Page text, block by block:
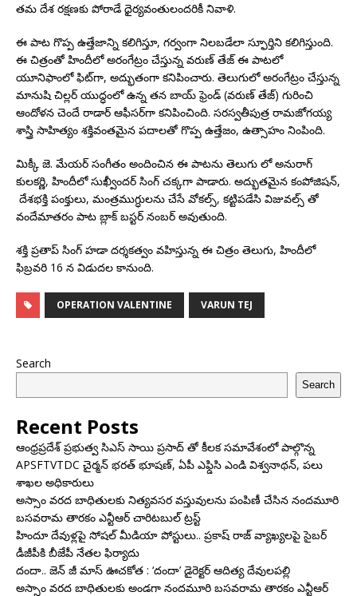
తమ దేశ రక్షణకు పోరాడే ధైర్యవంతులందరికీ నివాళి.
ఈ పాట గొప్ప ఉత్తేజాన్ని కలిగిస్తూ, గర్వంగా నిలబడేలా స్ఫూర్తిని కలిగిస్తుంది.
ఈ చిత్రంతో హిందీలో అరంగేట్రం చేస్తున్న వరుణ్ తేజ్ ఈ పాటలో
యూనిఫాంలో ఫిట్‌గా, అద్భుతంగా కనిపించారు. తెలుగులో అరంగేట్రం చేస్తున్న
మానుషి చిల్లర్ యుద్ధంలో ఉన్న తన బాయ్ ఫ్రెండ్ (వరుణ్ తేజ్) గురించి
ఆందోళన చెందే రాడార్ ఆఫీసర్‌గా కనిపించింది. సరస్వతీపుత్ర రామజోగయ్య
శాస్త్రి సాహిత్యం శక్తివంతమైన పదాలతో గొప్ప ఉత్తేజం, ఉత్సాహం నింపింది.
మిక్కీ జె. మేయర్ సంగీతం అందించిన ఈ పాటను తెలుగు లో అనురాగ్
కులకర్ణి, హిందీలో సుఖ్వీందర్ సింగ్ చక్కగా పాడారు. అద్భుతమైన కంపోజిషన్,
దేశభక్తి పంక్తులు, మంత్రముగ్ధులను చేసే వోకల్స్, కట్టిపడేసి విజువల్స్ తో
వందేమాతరం పాట బ్లాక్ బస్టర్ నంబర్ అవుతుంది.
శక్తి ప్రతాప్ సింగ్ హడా దర్శకత్వం వహిస్తున్న ఈ చిత్రం తెలుగు, హిందీలో
ఫిబ్రవరి 16 న విడుదల కానుంది.
OPERATION VALENTINE VARUN TEJ
Search
Search
Recent Posts
ఆంధ్రప్రదేశ్ ప్రభుత్వ సిఎస్ సాయి ప్రసాద్ తో కీలక సమావేశంలో పాల్గొన్న
APSFTVTDC చైర్మన్ భరత్ భూషణ్, ఏపీ ఎఫ్డిసి ఎండి విశ్వనాథన్, పలు
శాఖల అధికారులు
అస్సాం వరద బాధితులకు నిత్యవసర వస్తువులను పంపిణీ చేసిన నందమూరి
బసవరామ తారకం ఎన్టీఆర్ చారిటబుల్ ట్రస్ట్
హిందూ దేవుళ్లపై సోషల్ మీడియా పోస్టులు.. ప్రకాష్ రాజ్ వ్యాఖ్యలపై సైబర్
డీజీపీకి బీజేపీ నేతల ఫిర్యాదు
దందా.. జెన్ జీ మాస్ ఊచకోత : ‘దందా’ డైరెక్ట‌ర్ ఆదిత్య దేవులపల్లి
అస్సాం వరద బాధితులకు అండగా నందమూరి బసవరామ తారకం ఎన్టీఆర్